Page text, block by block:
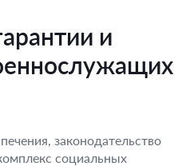
и
законодательство
социальных